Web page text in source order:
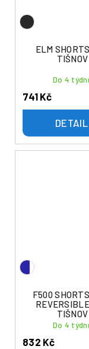
ELM
TIŠNOV
Do 4
741 Kč
DETAIL
F500
TIŠNOV
Do 4
832 Kč